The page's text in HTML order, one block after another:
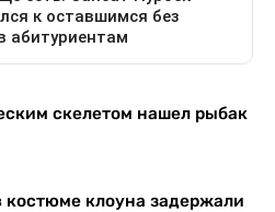
скелетом нашел рыбак
клоуна задержали